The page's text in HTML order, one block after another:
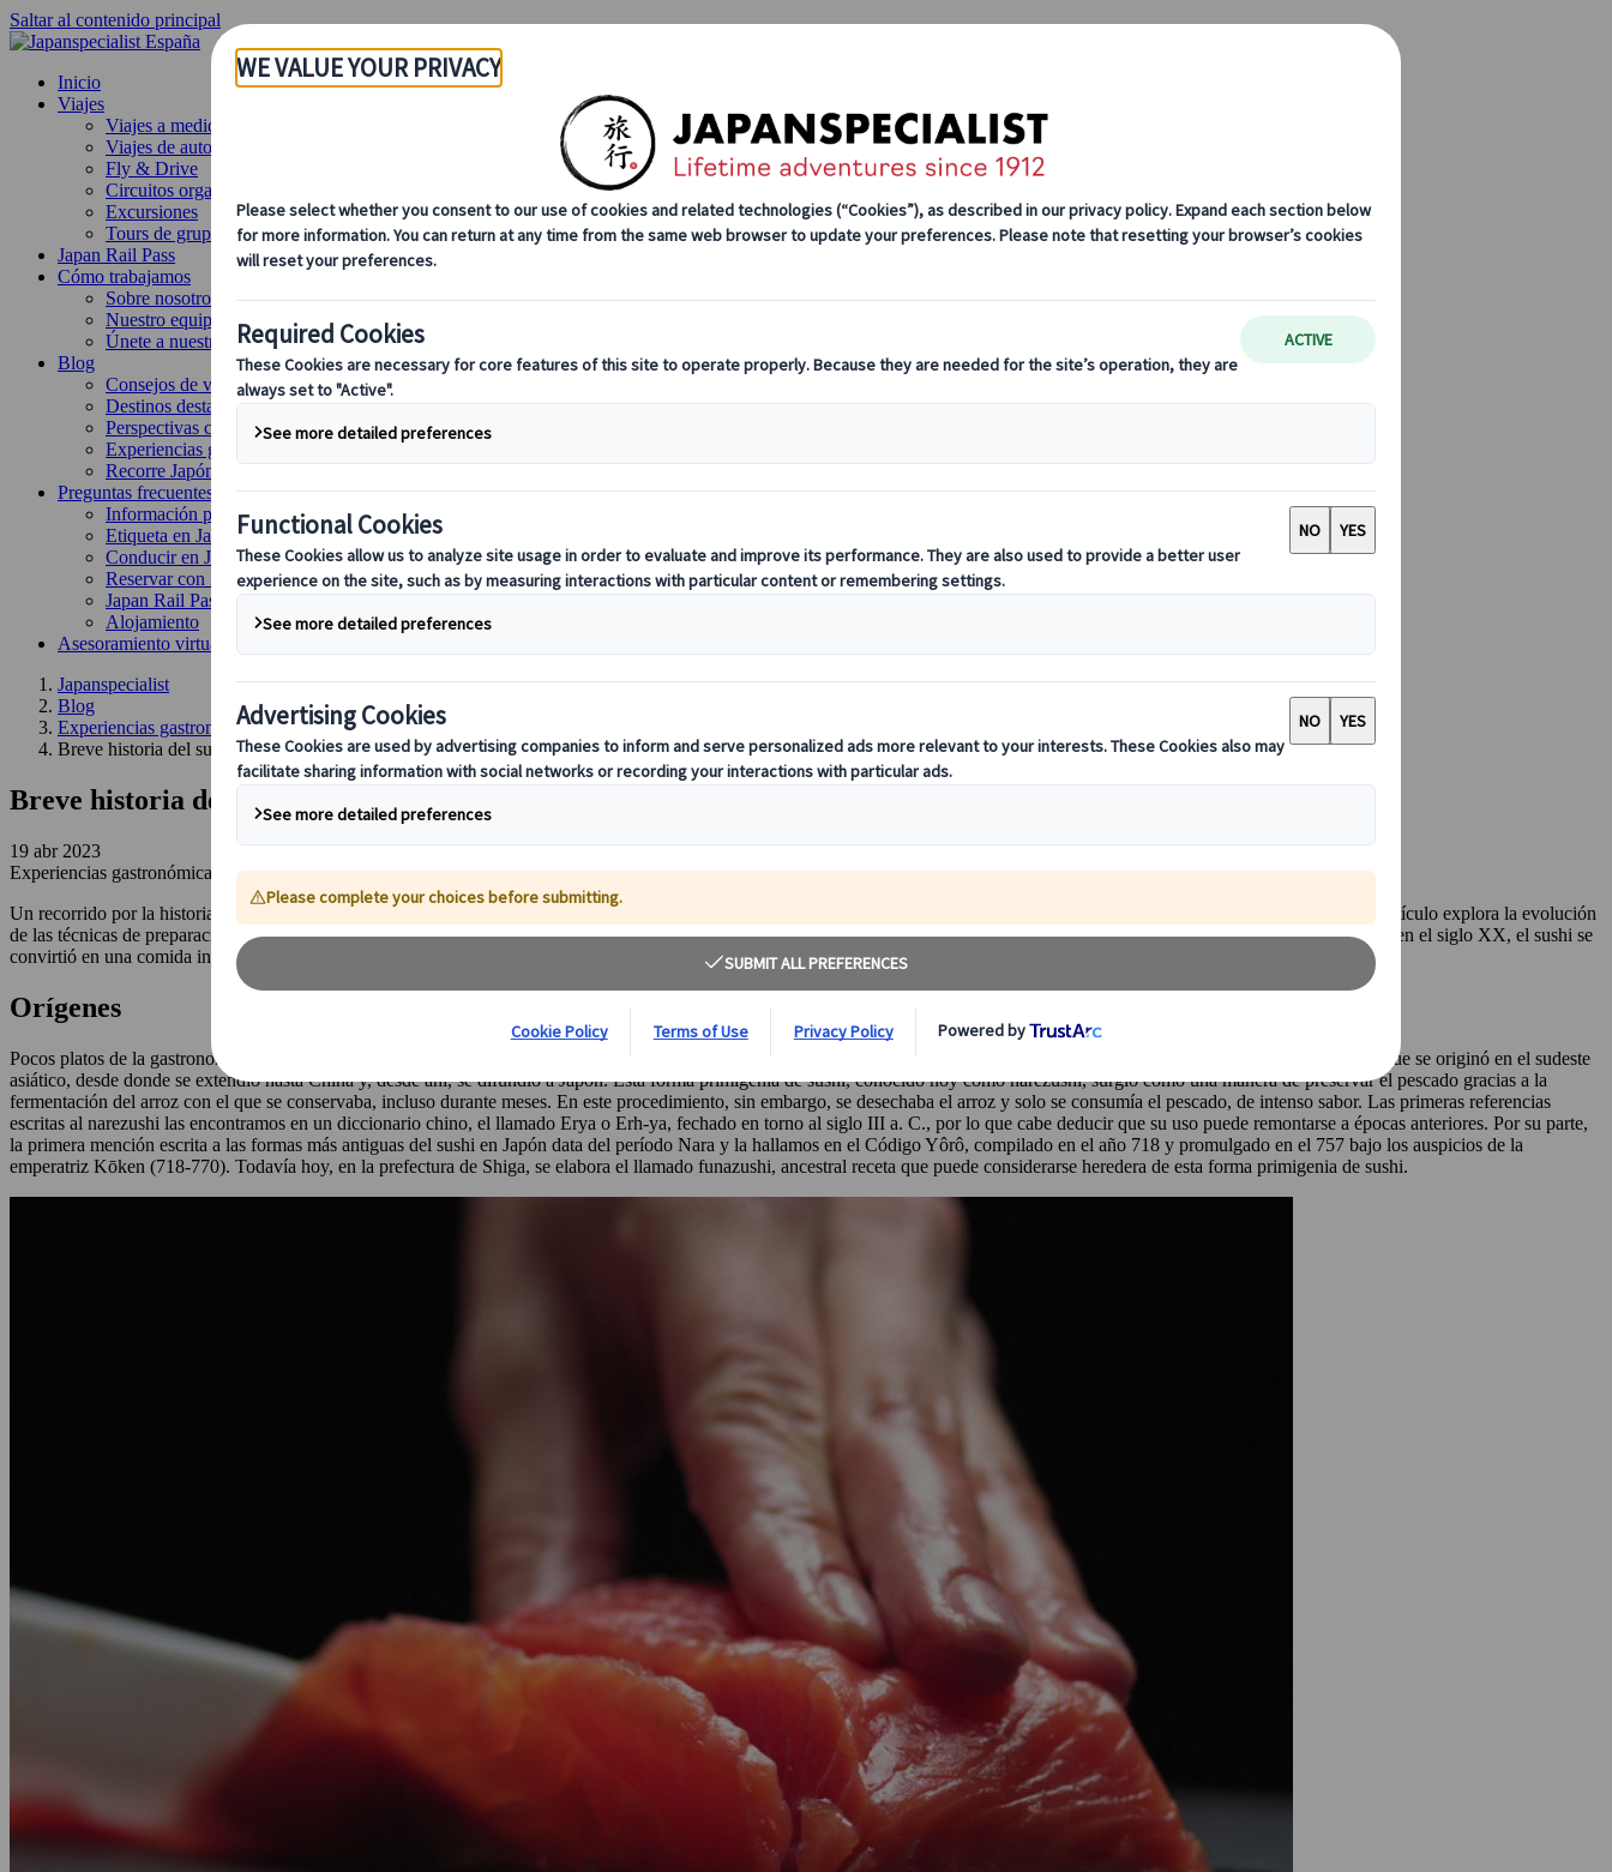
Saltar al contenido principal
Inicio
Viajes
Viajes a medida
Viajes de autor
Fly & Drive
Circuitos organizados
Excursiones
Tours de grupo a medida
Japan Rail Pass
Cómo trabajamos
Sobre nosotros
Nuestro equipo
Únete a nuestro equipo
Blog
Consejos de viaje para cada temporada
Destinos destacados
Perspectivas culturales
Experiencias gastronómicas
Recorre Japón en tren
Preguntas frecuentes
Información práctica
Etiqueta en Japón
Conducir en Japón
Reservar con nosotros
Japan Rail Pass
Alojamiento
Asesoramiento virtual
Japanspecialist
Blog
Experiencias gastronómicas
Breve historia del sushi
Breve historia del sushi
19 abr 2023
Experiencias gastronómicas
Un recorrido por la historia culinaria del plato más icónico de Japón, desde sus orígenes en el sudeste asiático hasta su evolución a través de los siglos en Japón hasta la actualidad. El artículo explora la evolución
de las técnicas de preparación, la influencia de los hábitos culinarios japoneses y la innovación culinaria en la creación de nuevas variedades de sushi. Con la llegada de la refrigeración en el siglo XX, el sushi se
convirtió en una comida internacionalmente popular y accesible en todo el mundo.
Orígenes
Pocos platos de la gastronomía japonesa son hoy tan internacionales y por todos conocidos como el sushi. Lo que quizá pueda sorprender más es que el sushi no nació en Japón, sino que se originó en el sudeste
asiático, desde donde se extendió hasta China y, desde ahí, se difundió a Japón. Esta forma primigenia de sushi, conocido hoy como narezushi, surgió como una manera de preservar el pescado gracias a la
fermentación del arroz con el que se conservaba, incluso durante meses. En este procedimiento, sin embargo, se desechaba el arroz y solo se consumía el pescado, de intenso sabor. Las primeras referencias
escritas al narezushi las encontramos en un diccionario chino, el llamado Erya o Erh-ya, fechado en torno al siglo III a. C., por lo que cabe deducir que su uso puede remontarse a épocas anteriores. Por su parte,
la primera mención escrita a las formas más antiguas del sushi en Japón data del período Nara y la hallamos en el Código Yôrô, compilado en el año 718 y promulgado en el 757 bajo los auspicios de la
emperatriz Kōken (718-770). Todavía hoy, en la prefectura de Shiga, se elabora el llamado funazushi, ancestral receta que puede considerarse heredera de esta forma primigenia de sushi.